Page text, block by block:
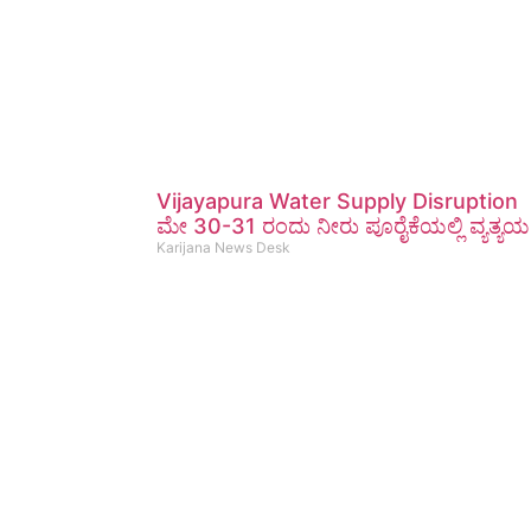
Vijayapura Water Supply Disruption
ಮೇ 30-31 ರಂದು ನೀರು ಪೂರೈಕೆಯಲ್ಲಿ ವ್ಯತ್ಯಯ
Karijana News Desk